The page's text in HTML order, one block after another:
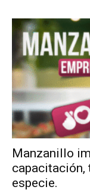
Manzanillo
capacitación,
especie.